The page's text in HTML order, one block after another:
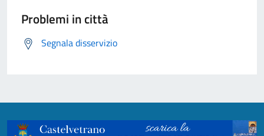
Problemi in città
Segnala disservizio